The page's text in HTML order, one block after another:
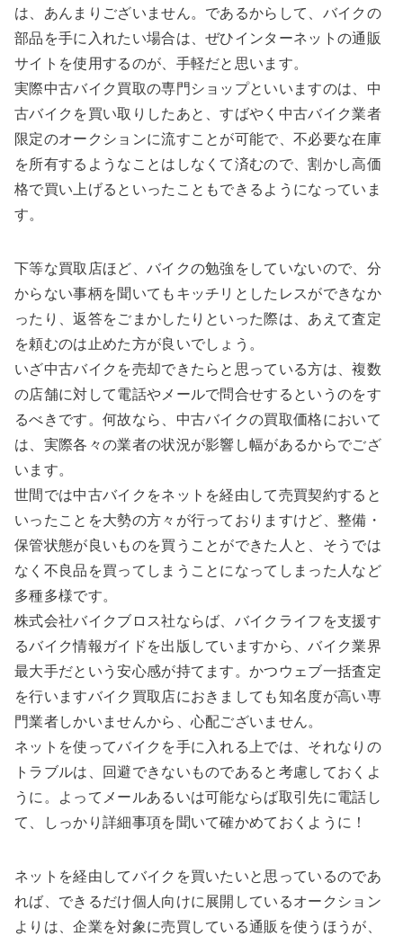
は、あんまりございません。であるからして、バイクの
部品を手に入れたい場合は、ぜひインターネットの通販
サイトを使用するのが、手軽だと思います。
実際中古バイク買取の専門ショップといいますのは、中
古バイクを買い取りしたあと、すばやく中古バイク業者
限定のオークションに流すことが可能で、不必要な在庫
を所有するようなことはしなくて済むので、割かし高価
格で買い上げるといったこともできるようになっていま
す。
下等な買取店ほど、バイクの勉強をしていないので、分
からない事柄を聞いてもキッチリとしたレスができなか
ったり、返答をごまかしたりといった際は、あえて査定
を頼むのは止めた方が良いでしょう。
いざ中古バイクを売却できたらと思っている方は、複数
の店舗に対して電話やメールで問合せするというのをす
るべきです。何故なら、中古バイクの買取価格において
は、実際各々の業者の状況が影響し幅があるからでござ
います。
世間では中古バイクをネットを経由して売買契約すると
いったことを大勢の方々が行っておりますけど、整備・
保管状態が良いものを買うことができた人と、そうでは
なく不良品を買ってしまうことになってしまった人など
多種多様です。
株式会社バイクブロス社ならば、バイクライフを支援す
るバイク情報ガイドを出版していますから、バイク業界
最大手だという安心感が持てます。かつウェブ一括査定
を行いますバイク買取店におきましても知名度が高い専
門業者しかいませんから、心配ございません。
ネットを使ってバイクを手に入れる上では、それなりの
トラブルは、回避できないものであると考慮しておくよ
うに。よってメールあるいは可能ならば取引先に電話し
て、しっかり詳細事項を聞いて確かめておくように！
ネットを経由してバイクを買いたいと思っているのであ
れば、できるだけ個人向けに展開しているオークション
よりは、企業を対象に売買している通販を使うほうが、